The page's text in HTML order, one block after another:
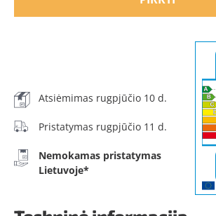
Atsiėmimas rugpjūčio 10 d.
Pristatymas rugpjūčio 11 d.
Nemokamas pristatymas
Lietuvoje*